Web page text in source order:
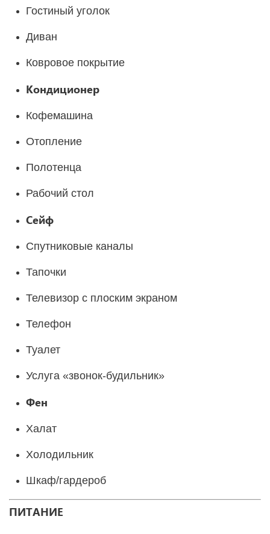
Гостиный уголок
Диван
Ковровое покрытие
Кондиционер
Кофемашина
Отопление
Полотенца
Рабочий стол
Сейф
Спутниковые каналы
Тапочки
Телевизор с плоским экраном
Телефон
Туалет
Услуга «звонок-будильник»
Фен
Халат
Холодильник
Шкаф/гардероб
ПИТАНИЕ